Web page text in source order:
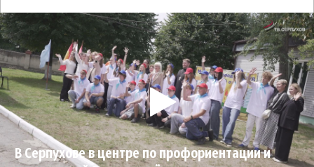
В Серпухове в центре по профориентации и